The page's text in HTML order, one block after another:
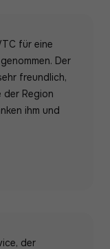
für eine
Der
freundlich,
Region
ihm und
der